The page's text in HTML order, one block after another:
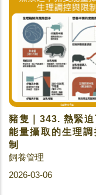
豬隻｜343. 熱緊迫
能量攝取的生理調
制
飼養管理
2026-03-06